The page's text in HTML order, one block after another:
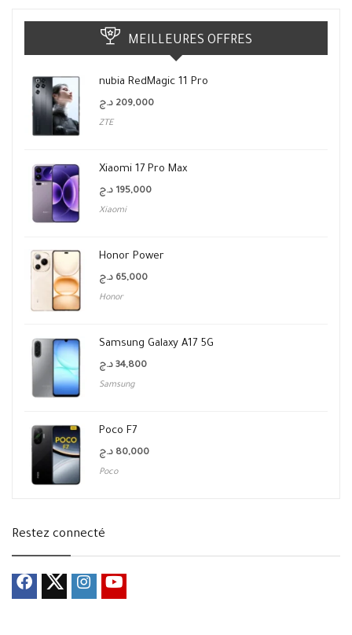
MEILLEURES OFFRES
nubia RedMagic 11 Pro
209,000 د.ج
ZTE
Xiaomi 17 Pro Max
195,000 د.ج
Xiaomi
Honor Power
65,000 د.ج
Honor
Samsung Galaxy A17 5G
34,800 د.ج
Samsung
Poco F7
80,000 د.ج
Poco
Restez connecté